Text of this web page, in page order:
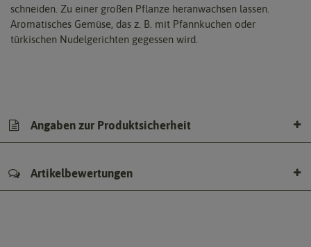
schneiden. Zu einer großen Pflanze heranwachsen lassen.
Aromatisches Gemüse, das z. B. mit Pfannkuchen oder
türkischen Nudelgerichten gegessen wird.
Angaben zur Produktsicherheit
Artikelbewertungen